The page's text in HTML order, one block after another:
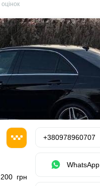
оцінок
200 грн
+380978960707
WhatsApp